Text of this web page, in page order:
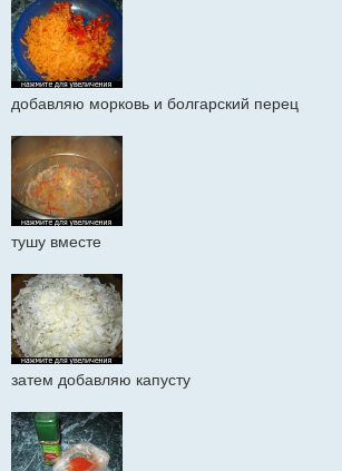
добавляю морковь и болгарский перец
тушу вместе
затем добавляю капусту